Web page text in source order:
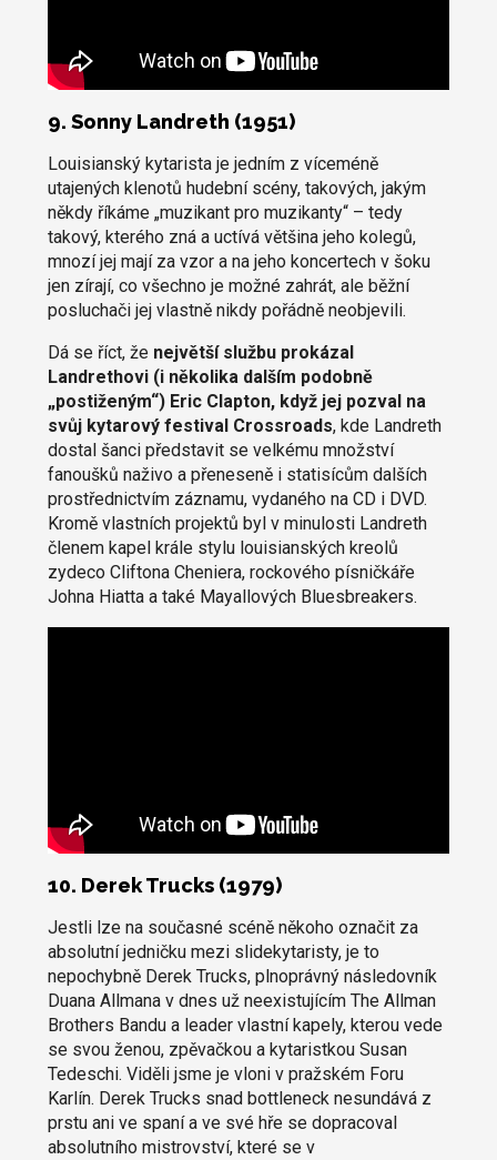
9. Sonny Landreth (1951)
Louisianský kytarista je jedním z víceméně
utajených klenotů hudební scény, takových, jakým
někdy říkáme „muzikant pro muzikanty“ – tedy
takový, kterého zná a uctívá většina jeho kolegů,
mnozí jej mají za vzor a na jeho koncertech v šoku
jen zírají, co všechno je možné zahrát, ale běžní
posluchači jej vlastně nikdy pořádně neobjevili.
Dá se říct, že největší službu prokázal
Landrethovi (i několika dalším podobně
„postiženým“) Eric Clapton, když jej pozval na
svůj kytarový festival Crossroads, kde Landreth
dostal šanci představit se velkému množství
fanoušků naživo a přeneseně i statisícům dalších
prostřednictvím záznamu, vydaného na CD i DVD.
Kromě vlastních projektů byl v minulosti Landreth
členem kapel krále stylu louisianských kreolů
zydeco Cliftona Cheniera, rockového písničkáře
Johna Hiatta a také Mayallových Bluesbreakers.
10. Derek Trucks (1979)
Jestli lze na současné scéně někoho označit za
absolutní jedničku mezi slidekytaristy, je to
nepochybně Derek Trucks, plnoprávný následovník
Duana Allmana v dnes už neexistujícím The Allman
Brothers Bandu a leader vlastní kapely, kterou vede
se svou ženou, zpěvačkou a kytaristkou Susan
Tedeschi. Viděli jsme je vloni v pražském Foru
Karlín. Derek Trucks snad bottleneck nesundává z
prstu ani ve spaní a ve své hře se dopracoval
absolutního mistrovství, které se v